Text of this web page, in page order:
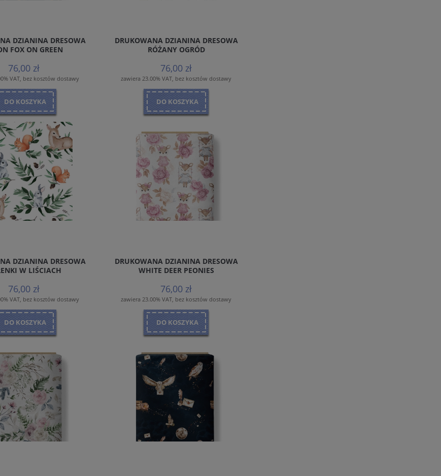
DZIANINA DRESOWA
FOX ON GREEN
76,00 zł
VAT, bez kosztów dostawy
DO KOSZYKA
DRUKOWANA DZIANINA DRESOWA
RÓŻANY OGRÓD
76,00 zł
zawiera 23.00% VAT, bez kosztów dostawy
DO KOSZYKA
DZIANINA DRESOWA
W LIŚCIACH
76,00 zł
VAT, bez kosztów dostawy
DO KOSZYKA
DRUKOWANA DZIANINA DRESOWA
WHITE DEER PEONIES
76,00 zł
zawiera 23.00% VAT, bez kosztów dostawy
DO KOSZYKA